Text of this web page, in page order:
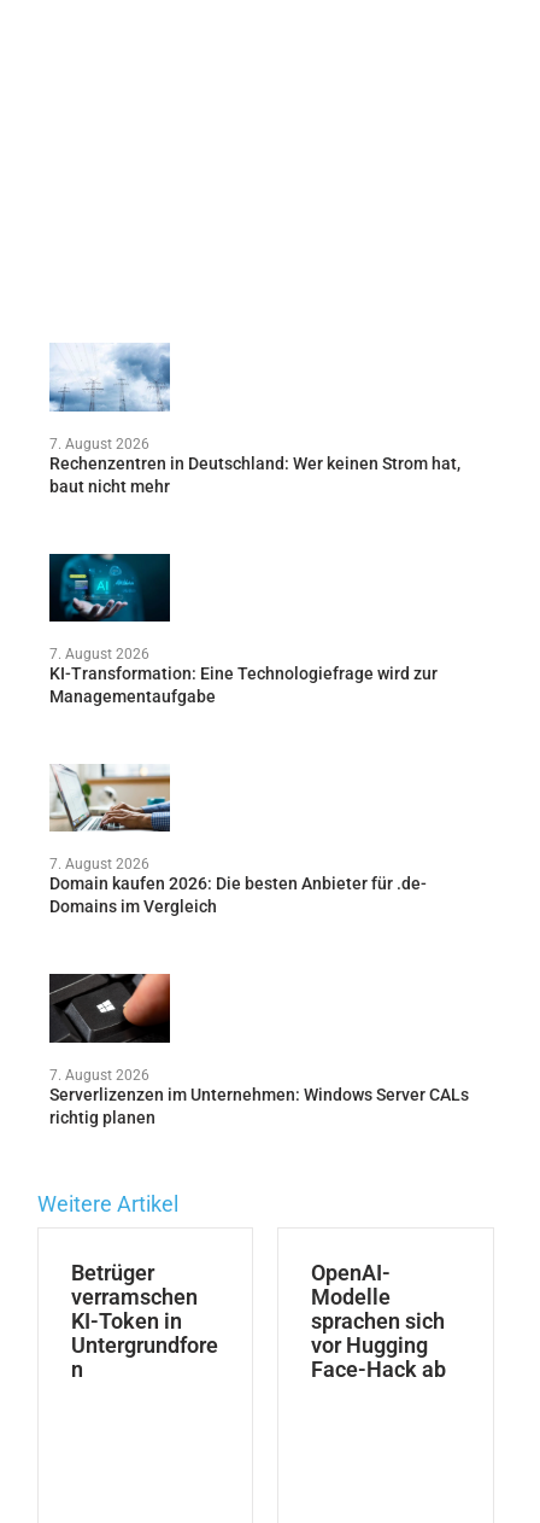
7. August 2026
Rechenzentren in Deutschland: Wer keinen Strom hat,
baut nicht mehr
7. August 2026
KI-Transformation: Eine Technologiefrage wird zur
Managementaufgabe
7. August 2026
Domain kaufen 2026: Die besten Anbieter für .de-
Domains im Vergleich
7. August 2026
Serverlizenzen im Unternehmen: Windows Server CALs
richtig planen
Weitere Artikel
Betrüger
verramschen
KI-Token in
Untergrundfore
n
OpenAI-
Modelle
sprachen sich
vor Hugging
Face-Hack ab